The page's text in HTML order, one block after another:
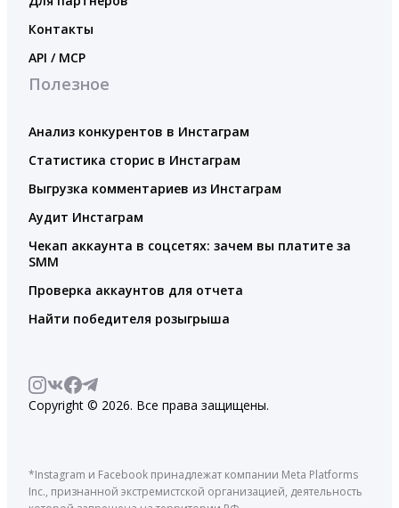
Контакты
API / MCP
Полезное
Анализ конкурентов в Инстаграм
Статистика сторис в Инстаграм
Выгрузка комментариев из Инстаграм
Аудит Инстаграм
Чекап аккаунта в соцсетях: зачем вы платите за
SMM
Проверка аккаунтов для отчета
Найти победителя розыгрыша
Copyright © 2026. Все права защищены.
*Instagram и Facebook принадлежат компании Meta Platforms
Inc., признанной экстремистской организацией, деятельность